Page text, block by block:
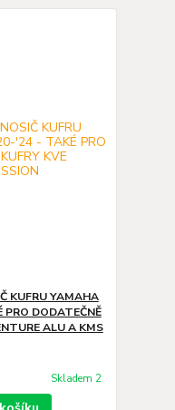
KUFRU YAMAHA
DODATEČNĚ
ALU A KMS
Skladem 2